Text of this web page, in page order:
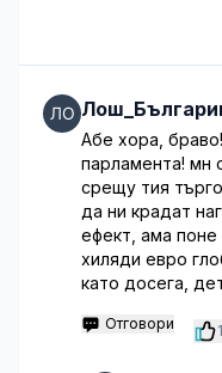
Абе хора,
парламента! мн
срещу тия
да ни крадат
ефект, ама поне
хиляди евро
като досега,
Отговори 1